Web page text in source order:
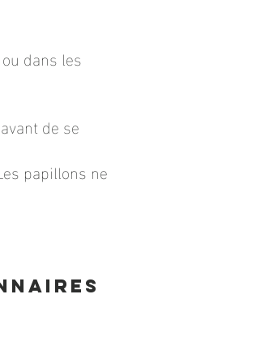
dans les
de se
papillons ne